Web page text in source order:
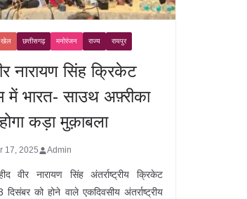
खेल छत्तीसगढ़ मनोरंजन राज्य रायपुर
नारायण सिंह क्रिकेट
में भारत- साउथ अफ़्रीका
कड़ा मुक़ाबला
17, 2025 Admin
वीर नारायण सिंह अंतर्राष्ट्रीय क्रिकेट
को होने वाले एकदिवसीय अंतर्राष्ट्रीय